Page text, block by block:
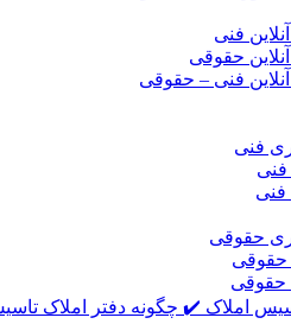
فنی
حقوقی
فنی – حقوقی
فنی
فنی
فنی
حقوقی
حقوقی
حقوقی
املاک ✔️ چگونه دفتر املاک